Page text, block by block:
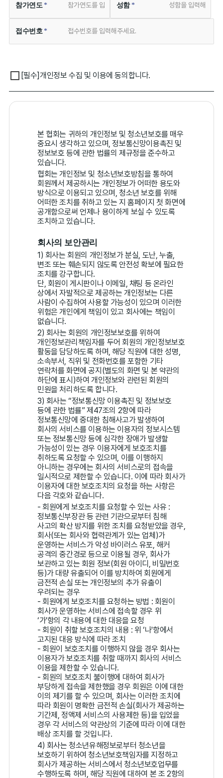
참가연도 성함
접수번호
[필수]개인정보 수집 및 이용에 동의합니다.
본 협회는 귀하의 개인정보 및 청소년보호를 매우
중요시 생각하고 있으며, 정보통신망이용촉진 및
정보보호 등에 관한 법률의 제규정을 준수하고
있습니다.
협회는 개인정보 및 청소년보호방침을 통하여
회원께서 제공하시는 개인정보가 어떠한 용도와
방식으로 이용되고 있으며, 청소년 보호를 위해
어떠한 조치를 취하고 있는 지 홈페이지 첫 화면에
공개함으로써 언제나 용이하게 보실 수 있도록
조치하고 있습니다.
회사의 보안관리
1) 회사는 회원의 개인정보가 분실, 도난, 누출,
변조 또는 훼손되지 않도록 안전성 확보에 필요한
조치를 강구합니다.
단, 회원이 게시판이나 이메일, 채팅 등 온라인
상에서 자발적으로 제공하는 개인정보는 다른
사람이 수집하여 사용할 가능성이 있으며 이러한
위험은 개인에게 책임이 있고 회사에는 책임이
없습니다.
2) 회사는 회원의 개인정보보호를 위하여
개인정보관리책임자를 두어 회원의 개인정보보호
활동을 담당하도록 하며, 해당 직원에 대한 성명,
소속부서, 직위 및 전화번호를 포함한 기타
연락처를 화면에 공지(별도의 화면 및 본 약관의
하단에 표시)하여 개인정보와 관련된 회원의
민원을 처리하도록 합니다.
3) 회사는 “정보통신망 이용촉진 및 정보보호
등에 관한 법률” 제47조의 2항에 따라
정보통신망에 중대한 침해사고가 발생하여
회사의 서비스를 이용하는 이용자의 정보시스템
또는 정보통신망 등에 심각한 장애가 발생할
가능성이 있는 경우 이용자에게 보호조치를
취하도록 요청할 수 있으며, 이를 이행하지
아니하는 경우에는 회사의 서비스로의 접속을
일시적으로 제한할 수 있습니다. 이에 따라 회사가
이용자에 대한 보호조치의 요청을 하는 사항은
다음 각호와 같습니다.
- 회원에게 보호조치를 요청할 수 있는 사유 :
정보통신부장관 등 관련 기관으로부터 침해
사고의 확산 방지를 위한 조치를 요청받았을 경우,
회사(또는 회사와 협력관계가 있는 업체)가
운영하는 서비스가 악성 바이러스 유포, 해커
공격의 중간경로 등으로 이용될 경우, 회사가
보관하고 있는 회원 정보(회원 아이디, 비밀번호
등)가 대량 유출되어 이를 방치하여 회원에게
금전적 손실 또는 개인정보의 추가 유출이
우려되는 경우
- 회원에게 보호조치를 요청하는 방법 : 회원이
회사가 운영하는 서비스에 접속할 경우 위
‘가'항의 각 내용에 대한 대응을 요청
- 회원이 취할 보호조치의 내용 : 위 ‘나'항에서
고지된 대응 방식에 따라 조치
- 회원이 보호조치를 이행하지 않을 경우 회사는
이용자가 보호조치를 취할 때까지 회사의 서비스
이용을 제한할 수 있습니다.
- 회원의 보호조치 불이행에 대하여 회사가
부당하게 접속을 제한했을 경우 회원은 이에 대한
이의 제기를 할 수 있으며, 회사는 이러한 조치에
따라 회원이 명확한 금전적 손실(회사가 제공하는
기간제, 정액제 서비스의 사용제한 등)을 입었을
경우 각 서비스의 약관상의 기준에 따라 이에 대한
배상 조치를 할 것입니다.
4) 회사는 청소년유해정보로부터 청소년을
보호하기 위하여 청소년보호책임자를 지정하고
회사가 제공하는 서비스에서 청소년보호업무를
수행하도록 하며, 해당 직원에 대하여 본 조 2항의